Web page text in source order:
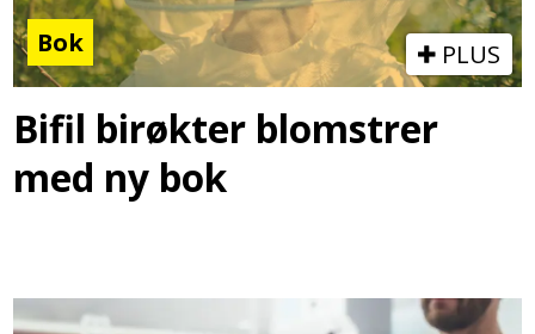
Bok PLUS
Bifil birøkter blomstrer
med ny bok